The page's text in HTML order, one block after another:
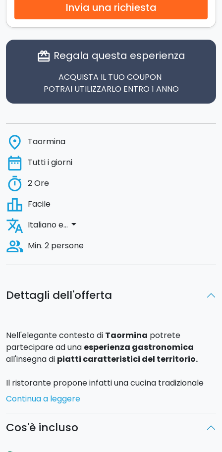
Dettagli dell'offerta
Nell'elegante contesto di Taormina potrete
partecipare ad una esperienza gastronomica
all'insegna di piatti caratteristici del territorio.
Il ristorante propone infatti una cucina tradizionale
realizzata con fantasia ma sopratutto con ingredienti
Ilpranzo/cenaincluderà un antipasto, un primo ed
Continua a leggere
Cos'è incluso
Invia una richiesta
card_giftcard Regala questa esperienza
ACQUISTA IL TUO COUPON
POTRAI UTILIZZARLO ENTRO 1 ANNO
place Taormina
date_range Tutti i giorni
timer 2 Ore
leaderboard Facile
translate Italiano e... arrow_drop_down
people_alt Min. 2 persone